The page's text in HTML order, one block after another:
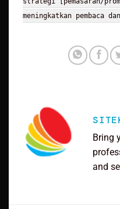
meningkatkan pembaca
Bring
and